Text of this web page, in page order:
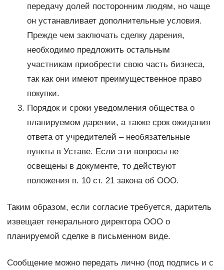
передачу долей посторонним людям, но чаще
он устанавливает дополнительные условия.
Прежде чем заключать сделку дарения,
необходимо предложить остальным
участникам приобрести свою часть бизнеса,
так как они имеют преимущественное право
покупки.
Порядок и сроки уведомления общества о
планируемом дарении, а также срок ожидания
ответа от учредителей – необязательные
пункты в Уставе. Если эти вопросы не
освещены в документе, то действуют
положения п. 10 ст. 21 закона об ООО.
Таким образом, если согласие требуется, даритель
извещает генерального директора ООО о
планируемой сделке в письменном виде.
Сообщение можно передать лично (под подпись и с